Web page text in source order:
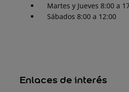
Martes y Jueves 8:00 a
Sábados 8:00 a 12:00
Enlaces de interés